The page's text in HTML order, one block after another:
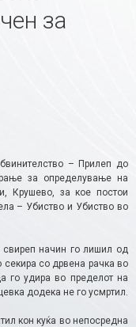
за
– Прилеп до
за определување на
Крушево, за кое постои
– Убиство и Убиство во
начин го лишил од
секира со дрвена рачка во
го удира во пределот на
додека не го усмртил.
кон куќа во непосредна